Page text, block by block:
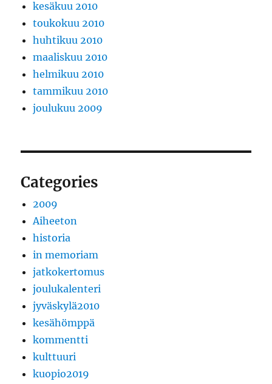
kesäkuu 2010
toukokuu 2010
huhtikuu 2010
maaliskuu 2010
helmikuu 2010
tammikuu 2010
joulukuu 2009
Categories
2009
Aiheeton
historia
in memoriam
jatkokertomus
joulukalenteri
jyväskylä2010
kesähömppä
kommentti
kulttuuri
kuopio2019